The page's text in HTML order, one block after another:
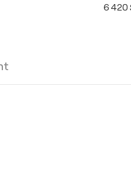
6 420